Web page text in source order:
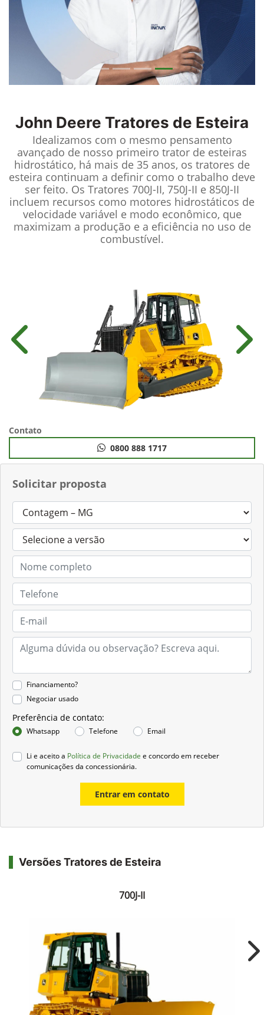
John Deere Tratores de Esteira
Idealizamos com o mesmo pensamento
avançado de nosso primeiro trator de esteiras
hidrostático, há mais de 35 anos, os tratores de
esteira continuam a definir como o trabalho deve
ser feito. Os Tratores 700J-II, 750J-II e 850J-II
incluem recursos como motores hidrostáticos de
velocidade variável e modo econômico, que
maximizam a produção e a eficiência no uso de
combustível.
Solicitar proposta
Financiamento?
Negociar usado
Preferência de contato:
Whatsapp Telefone Email
Li e aceito a Política de Privacidade e concordo em receber
comunicações da concessionária.
Entrar em contato
Anterior
Contato
0800 888 1717
Versões Tratores de Esteira
700J-II